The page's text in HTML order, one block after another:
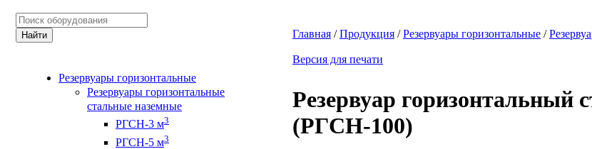
Резервуары горизонтальные
Резервуары горизонтальные
стальные наземные
РГСН-3 м3
РГСН-5 м3
Главная /Продукция /Резервуары горизонтальные /
Версия для печати
Резервуар
(РГСН-100)